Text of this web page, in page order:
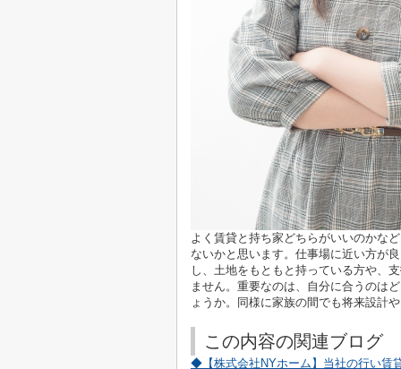
よく賃貸と持ち家どちらがいいのかな
ないかと思います。仕事場に近い方が
し、土地をもともと持っている方や、
ません。重要なのは、自分に合うのは
ょうか。同様に家族の間でも将来設計
この内容の関連ブログ
◆【株式会社NYホーム】当社の行い賃